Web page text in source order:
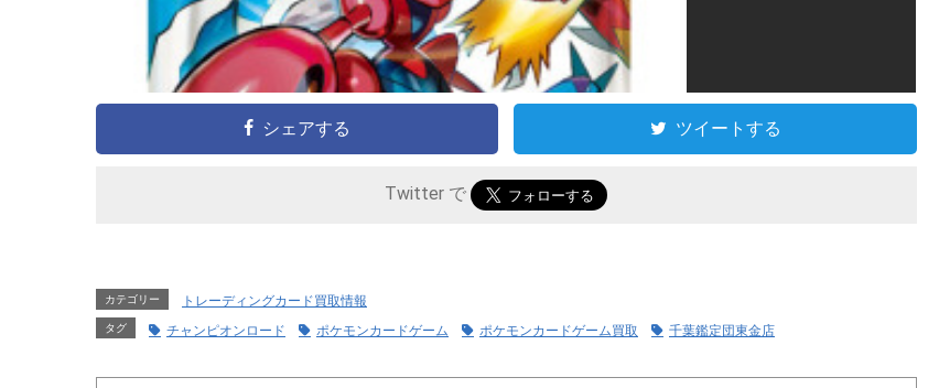
シェアする ツイートする
Twitter で
カテゴリー トレーディングカード買取情報
タグ チャンピオンロード ポケモンカードゲーム ポケモンカードゲーム買取 千葉鑑定団東金店